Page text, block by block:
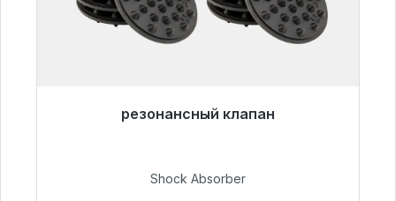
резонансный клапан
Готовы к немедленной отправке, срок
54,99 €
Shock Absorber